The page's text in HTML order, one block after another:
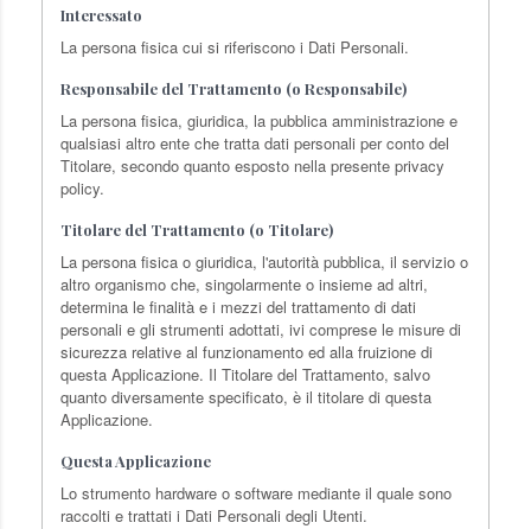
Interessato
La persona fisica cui si riferiscono i Dati Personali.
Responsabile del Trattamento (o Responsabile)
La persona fisica, giuridica, la pubblica amministrazione e
qualsiasi altro ente che tratta dati personali per conto del
Titolare, secondo quanto esposto nella presente privacy
policy.
Titolare del Trattamento (o Titolare)
La persona fisica o giuridica, l'autorità pubblica, il servizio o
altro organismo che, singolarmente o insieme ad altri,
determina le finalità e i mezzi del trattamento di dati
personali e gli strumenti adottati, ivi comprese le misure di
sicurezza relative al funzionamento ed alla fruizione di
questa Applicazione. Il Titolare del Trattamento, salvo
quanto diversamente specificato, è il titolare di questa
Applicazione.
Questa Applicazione
Lo strumento hardware o software mediante il quale sono
raccolti e trattati i Dati Personali degli Utenti.